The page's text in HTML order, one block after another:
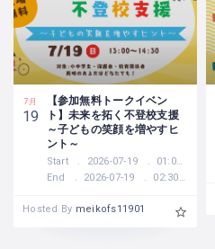
7月
19
【参加無料トークイベン
ト】未来を拓く不登校支援
～子どもの笑顔を増やすヒ
ント～
Start 2026-07-19
01:00 PM
End
2026-07-19 02:30 PM
Hosted By meikofs11901